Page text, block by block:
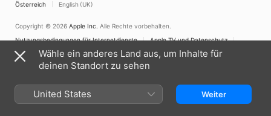
Österreich English (UK)
Copyright © 2026 Apple Inc. Alle Rechte vorbehalten.
Nutzungsbedingungen für Internetdienste
Apple TV und Datenschutz
Cookie-Richtlinie
Support
Wähle ein anderes Land aus, um Inhalte für
deinen Standort zu sehen
United States Weiter